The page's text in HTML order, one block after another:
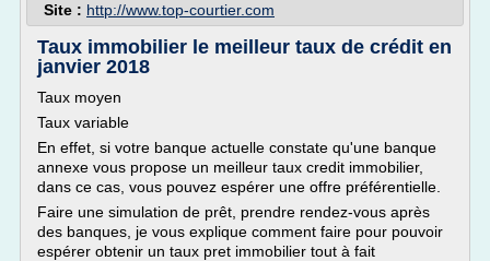
Site : http://www.top-courtier.com
Taux immobilier le meilleur taux de crédit en
janvier 2018
Taux moyen
Taux variable
En effet, si votre banque actuelle constate qu'une banque
annexe vous propose un meilleur taux credit immobilier,
dans ce cas, vous pouvez espérer une offre préférentielle.
Faire une simulation de prêt, prendre rendez-vous après
des banques, je vous explique comment faire pour pouvoir
espérer obtenir un taux pret immobilier tout à fait